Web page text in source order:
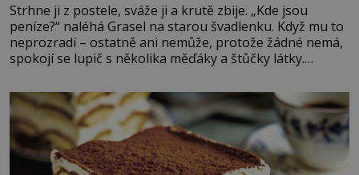
Strhne ji z postele, sváže ji a krutě zbije. „Kde jsou
peníze?“ naléhá Grasel na starou švadlenku. Když mu to
neprozradí – ostatně ani nemůže, protože žádné nemá,
spokojí se lupič s několika měďáky a štůčky látky.
krutý. Jeho činy budí hrůzu ještě dlouho po jeho smrti